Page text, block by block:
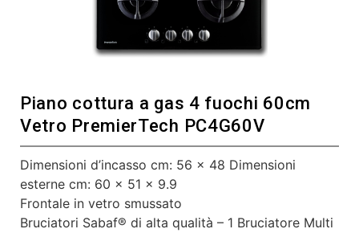
Piano cottura a gas 4 fuochi 60cm
Vetro PremierTech PC4G60V
Dimensioni d’incasso cm: 56 x 48 Dimensioni
esterne cm: 60 x 51 x 9.9
Frontale in vetro smussato
Bruciatori Sabaf® di alta qualità – 1 Bruciatore Multi